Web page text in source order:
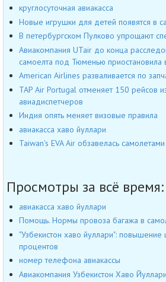
круглосуточная авиакасса
Новые игрушки для детей появятся в
В петербургском Пулково упрощают
Авиакомпания UTair до конца
самоелта под Тюменью приостановила
American Airlines разваливается по
TAP Air Portugal отменяет 150 рейсов
авиадиспетчеров
Индия опять меняет визовые правила
авиакасса хаво йуллари
Taiwan's EVA Air обзавелась
Просмотры за всё время:
авиакасса хаво йуллари
Помощь. Нормы провоза багажа в
"Узбекистон хаво йуллари":
процентов
номер телефона авиакассы
Авиакомпания Узбекистон Хаво Йуллари